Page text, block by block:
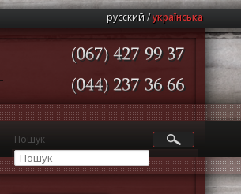
русский українська
Пошук